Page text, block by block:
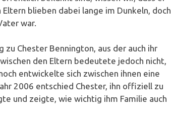
blieben dabei lange im Dunkeln, doch
war.
Chester Bennington, aus der auch ihr
den Eltern bedeutete jedoch nicht,
entwickelte sich zwischen ihnen eine
2006 entschied Chester, ihn offiziell zu
und zeigte, wie wichtig ihm Familie auch